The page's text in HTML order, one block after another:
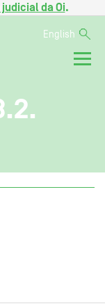
da Oi.
English